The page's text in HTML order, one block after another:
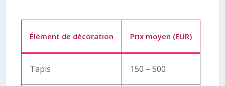
Élément de décoration Prix moyen (EUR)
Tapis 150 – 500